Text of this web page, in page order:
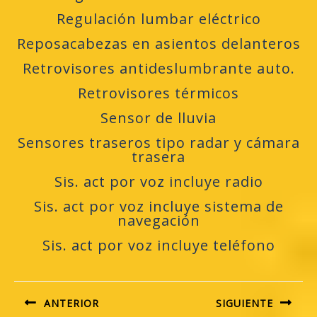
Regulación lumbar eléctrico
Reposacabezas en asientos delanteros
Retrovisores antideslumbrante auto.
Retrovisores térmicos
Sensor de lluvia
Sensores traseros tipo radar y cámara
trasera
Sis. act por voz incluye radio
Sis. act por voz incluye sistema de
navegación
Sis. act por voz incluye teléfono
Navegación
de ANTERIOR SIGUIENTE